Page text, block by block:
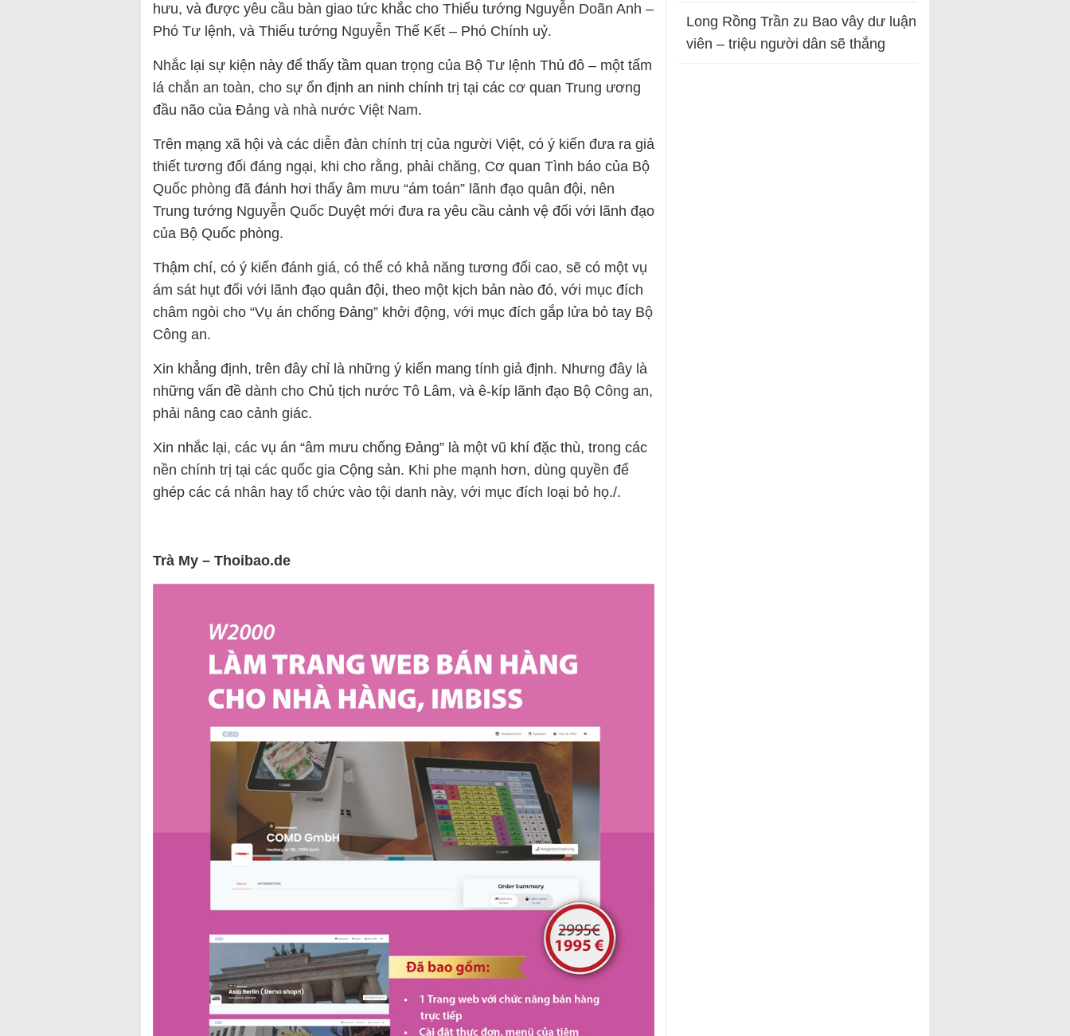
hưu, và được yêu cầu bàn giao tức khắc cho Thiếu tướng Nguyễn Doãn Anh –
Phó Tư lệnh, và Thiếu tướng Nguyễn Thế Kết – Phó Chính uỷ.
Nhắc lại sự kiện này để thấy tầm quan trọng của Bộ Tư lệnh Thủ đô – một tấm
lá chắn an toàn, cho sự ổn định an ninh chính trị tại các cơ quan Trung ương
đầu não của Đảng và nhà nước Việt Nam.
Trên mạng xã hội và các diễn đàn chính trị của người Việt, có ý kiến đưa ra giả
thiết tương đối đáng ngại, khi cho rằng, phải chăng, Cơ quan Tình báo của Bộ
Quốc phòng đã đánh hơi thấy âm mưu “ám toán” lãnh đạo quân đội, nên
Trung tướng Nguyễn Quốc Duyệt mới đưa ra yêu cầu cảnh vệ đối với lãnh đạo
của Bộ Quốc phòng.
Thậm chí, có ý kiến đánh giá, có thể có khả năng tương đối cao, sẽ có một vụ
ám sát hụt đối với lãnh đạo quân đội, theo một kịch bản nào đó, với mục đích
châm ngòi cho “Vụ án chống Đảng” khởi động, với mục đích gắp lửa bỏ tay Bộ
Công an.
Xin khẳng định, trên đây chỉ là những ý kiến mang tính giả định. Nhưng đây là
những vấn đề dành cho Chủ tịch nước Tô Lâm, và ê-kíp lãnh đạo Bộ Công an,
phải nâng cao cảnh giác.
Xin nhắc lại, các vụ án “âm mưu chống Đảng” là một vũ khí đặc thù, trong các
nền chính trị tại các quốc gia Cộng sản. Khi phe mạnh hơn, dùng quyền để
ghép các cá nhân hay tổ chức vào tội danh này, với mục đích loại bỏ họ./.
Trà My – Thoibao.de
Long Rồng Trần zu Bao vây dư luận
viên – triệu người dân sẽ thắng